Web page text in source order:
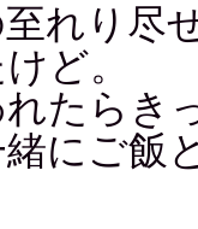
至れり尽
ど。
たらき
にご飯